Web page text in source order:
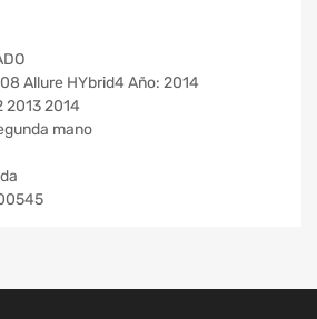
Allure HYbrid4 Año: 2014
2013 2014
mano